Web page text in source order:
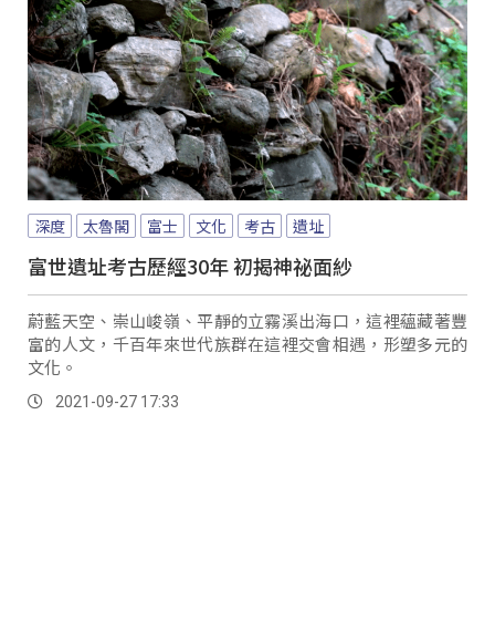
深度 太魯閣 富士 文化 考古 遺址
富世遺址考古歷經30年 初揭神祕面紗
蔚藍天空、崇山峻嶺、平靜的立霧溪出海口，這裡蘊藏著豐
富的人文，千百年來世代族群在這裡交會相遇，形塑多元的
文化。
2021-09-27 17:33